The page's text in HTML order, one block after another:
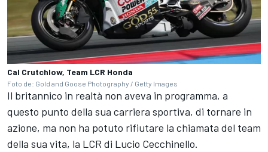
Cal Crutchlow, Team LCR Honda
Foto de: Gold and Goose Photography / Getty Images
Il britannico in realtà non aveva in programma, a
questo punto della sua carriera sportiva, di tornare in
azione, ma non ha potuto rifiutare la chiamata del team
della sua vita, la LCR di Lucio Cecchinello.